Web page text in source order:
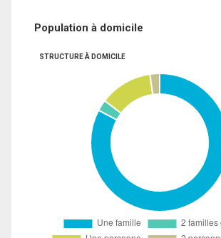
Population à domicile
STRUCTURE À DOMICILE